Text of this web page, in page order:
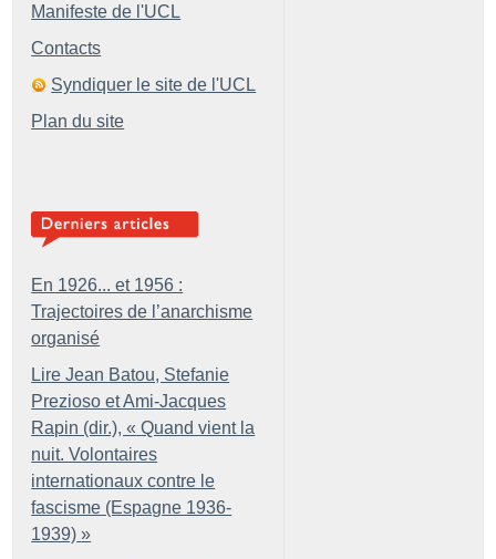
Manifeste de l'UCL
Contacts
Syndiquer le site de l'UCL
Plan du site
En 1926... et 1956 :
Trajectoires de l’anarchisme
organisé
Lire Jean Batou, Stefanie
Prezioso et Ami-Jacques
Rapin (dir.), « Quand vient la
nuit. Volontaires
internationaux contre le
fascisme (Espagne 1936-
1939) »